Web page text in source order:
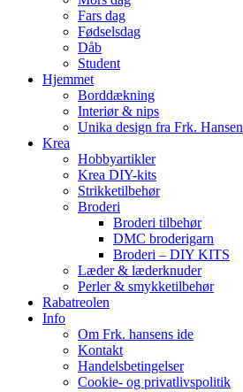
Fars dag
Fødselsdag
Dåb
Student
Hjemmet
Borddækning
Interiør & nips
Unika design fra Frk. Hansen
Krea
Hobbyartikler
Krea DIY-kits
Strikketilbehør
Broderi
Broderi tilbehør
DMC broderigarn
Broderi – DIY KITS
Læder & læderknuder
Perler & smykketilbehør
Rabatreolen
Info
Om Frk. hansens ide
Kontakt
Handelsbetingelser
Cookie- og privatlivspolitik